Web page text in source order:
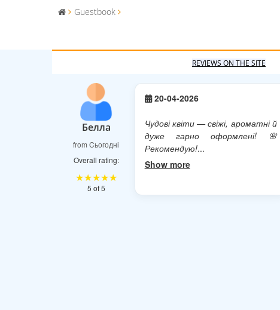
Guestbook
REVIEWS ON THE SITE
Белла
from Cьогодні
Overall rating:
★★★★★
5 of 5
20-04-2026
Чудові квіти — свіжі, ароматні й
дуже гарно оформлені! 🌸
Рекомендую!...
Show more